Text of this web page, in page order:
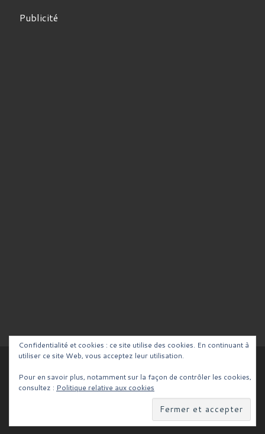
Publicité
Propulsé parWP– Réalisé avec the Thème Customizr
Confidentialité et cookies : ce site utilise des cookies. En continuant à
utiliser ce site Web, vous acceptez leur utilisation.
Pour en savoir plus, notamment sur la façon de contrôler les cookies,
consultez : Politique relative aux cookies